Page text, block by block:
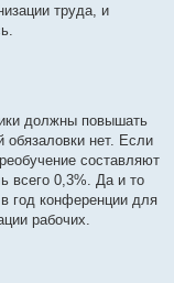
труда, и
должны повышать
обязаловки нет. Если
составляют
всего 0,3%. Да и то
в год конференции для
рабочих.